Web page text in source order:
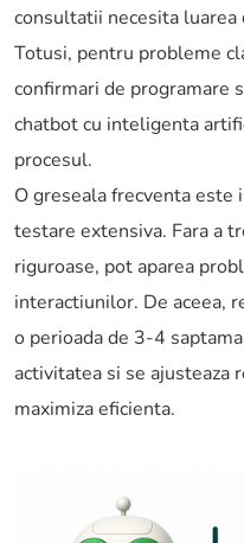
consultatii necesita
Totusi, pentru probleme
confirmari de programare
chatbot cu inteligenta
procesul.
O greseala frecventa
testare extensiva. Fara a
riguroase, pot aparea
interactiunilor. De aceea,
o perioada de 3-4
activitatea si se ajusteaza
maximiza eficienta.